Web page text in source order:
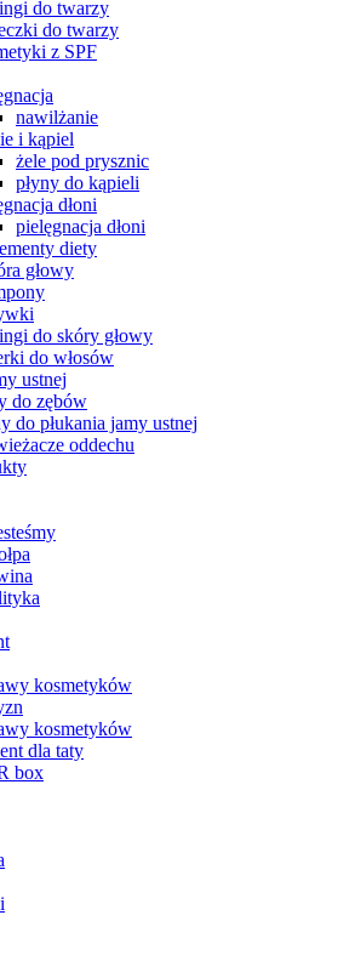
do twarzy
do twarzy
z SPF
nawilżanie
i kąpiel
żele pod prysznic
płyny do kąpieli
dłoni
pielęgnacja dłoni
diety
głowy
do skóry głowy
do włosów
ustnej
do zębów
do płukania jamy ustnej
oddechu
kosmetyków
kosmetyków
dla taty
box